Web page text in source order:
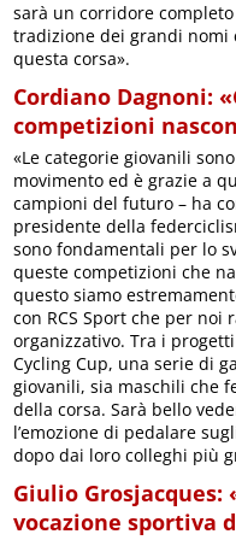
sarà un corridore
tradizione dei grandi nomi
questa corsa».
Cordiano Dagnoni:
competizioni
«Le categorie giovanili
movimento ed è grazie a
campioni del futuro – ha
presidente della
sono fondamentali per lo
queste competizioni che
questo siamo
con RCS Sport che per noi
organizzativo. Tra i
Cycling Cup, una serie di
giovanili, sia maschili che
della corsa. Sarà bello
l’emozione di pedalare
dopo dai loro colleghi più
Giulio Grosjacques:
vocazione sportiva